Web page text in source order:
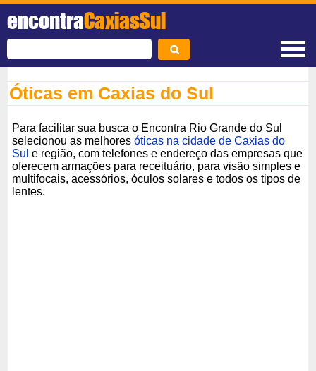
encontraCaxiasSul
Óticas em Caxias do Sul
Para facilitar sua busca o Encontra Rio Grande do Sul
selecionou as melhoresóticas na cidade de Caxias do
Sul e região, com telefones e endereço das empresas que
oferecem armações para receituário, para visão simples e
multifocais, acessórios, óculos solares e todos os tipos de
lentes.